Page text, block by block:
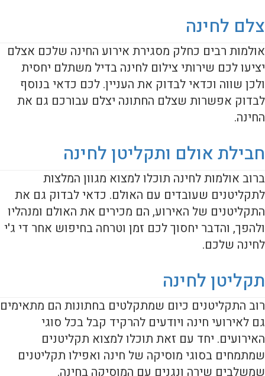
צלם לחינה
אולמות רבים כחלק מסגירת אירוע החינה שלכם אצלם
יציעו לכם שירותי צילום לחינה בדיל משתלם יחסית
ולכן שווה וכדאי לבדוק את העניין. לכם כדאי בנוסף
לבדוק אפשרות שצלם החתונה יצלם עבורכם גם את
החינה.
חבילת אולם ותקליטן לחינה
ברוב אולמות לחינה תוכלו למצוא מגוון המלצות
לתקליטנים שעובדים עם האולם. כדאי לבדוק גם את
התקליטנים של האירוע, הם מכירים את האולם ומנהליו
ולהפך, והדבר יחסוך לכם זמן וטרחה בחיפוש אחר די ג'י
לחינה שלכם.
תקליטן לחינה
רוב התקליטנים כיום שמתקלטים בחתונות הם מתאימים
גם לאירועי חינה ויודעים להרקיד קבל בכל סוגי
האירועים. יחד עם זאת תוכלו למצוא תקליטנים
שמתמחים בסוגי מוסיקה של חינה ואפילו תקליטנים
שמשלבים שירה ונגנים עם המוסיקה בחינה.